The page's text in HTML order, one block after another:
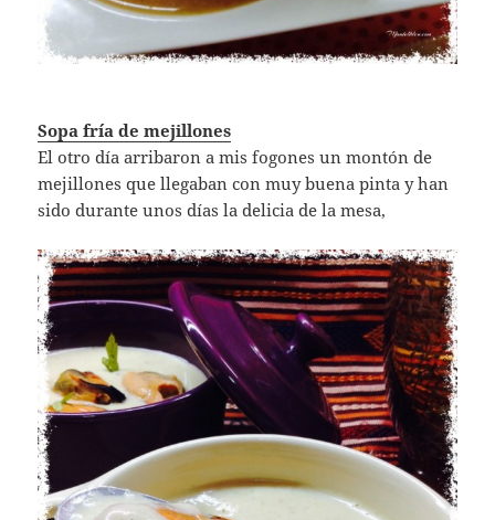
Sopa fría de mejillones
El otro día arribaron a mis fogones un montón de
mejillones que llegaban con muy buena pinta y han
sido durante unos días la delicia de la mesa,